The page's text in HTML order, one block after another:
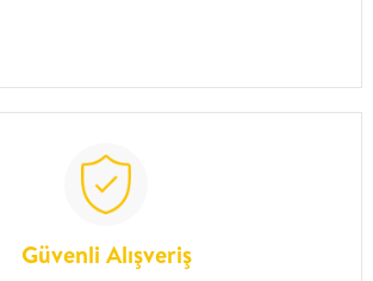
Güvenli Alışveriş